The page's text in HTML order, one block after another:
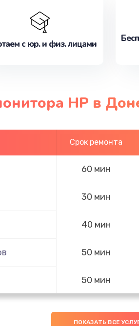
с юр. и физ. лицами
HP в
Срок ремонта
60 мин
30 мин
40 мин
50 мин
50 мин
ПОКАЗАТЬ ВСЕ